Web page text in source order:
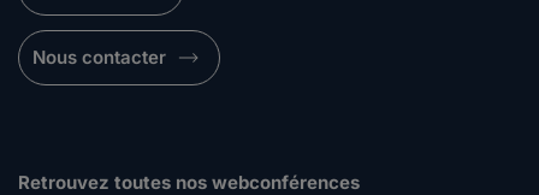
Nous contacter
Retrouvez toutes nos webconférences